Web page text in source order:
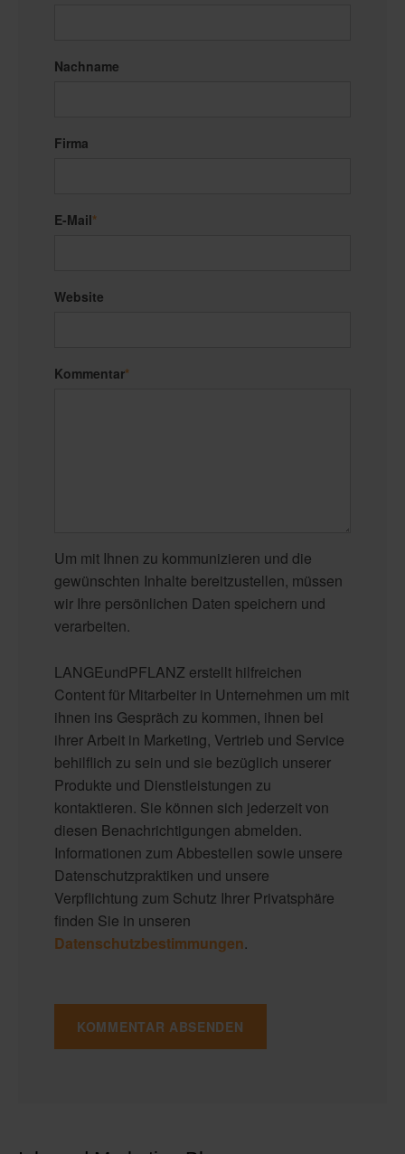
Nachname
Firma
E-Mail*
Website
Kommentar*
Um mit Ihnen zu kommunizieren und die
gewünschten Inhalte bereitzustellen, müssen
wir Ihre persönlichen Daten speichern und
verarbeiten.
LANGEundPFLANZ erstellt hilfreichen
Content für Mitarbeiter in Unternehmen um mit
ihnen ins Gespräch zu kommen, ihnen bei
ihrer Arbeit in Marketing, Vertrieb und Service
behilflich zu sein und sie bezüglich unserer
Produkte und Dienstleistungen zu
kontaktieren. Sie können sich jederzeit von
diesen Benachrichtigungen abmelden.
Informationen zum Abbestellen sowie unsere
Datenschutzpraktiken und unsere
Verpflichtung zum Schutz Ihrer Privatsphäre
finden Sie in unseren
Datenschutzbestimmungen.